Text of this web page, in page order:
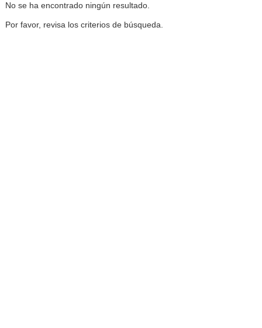
No se ha encontrado ningún resultado.
Por favor, revisa los criterios de búsqueda.